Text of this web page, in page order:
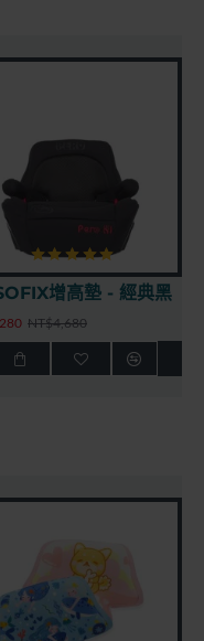
典黑
NT$3,280